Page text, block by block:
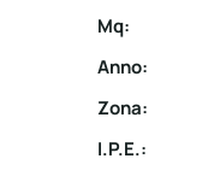
Mq:
Anno:
Zona:
I.P.E.: